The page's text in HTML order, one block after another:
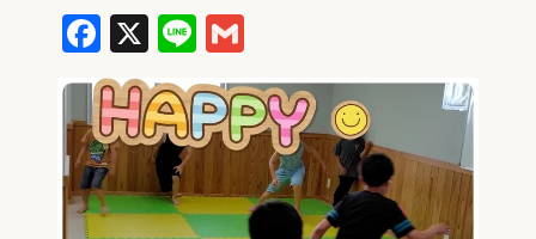
Facebook
X Line